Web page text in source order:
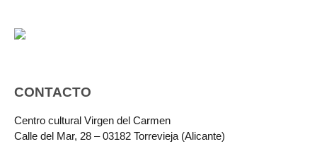
CONTACTO
Centro cultural Virgen del Carmen
Calle del Mar, 28 – 03182 Torrevieja (Alicante)